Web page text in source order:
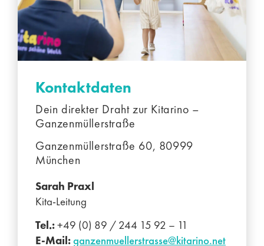
Kontaktdaten
Dein direkter Draht zur Kitarino –
Ganzenmüllerstraße
Ganzenmüllerstraße 60, 80999
München
Sarah Praxl
Kita-Leitung
Tel.:+49 (0) 89 / 244 15 92 – 11
E-Mail:ganzenmuellerstrasse@kitarino.net